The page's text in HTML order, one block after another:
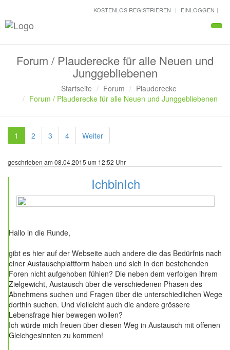
KOSTENLOS REGISTRIEREN EINLOGGEN
Forum / Plauderecke für alle Neuen und
Junggebliebenen
Startseite Forum
Plauderecke
Forum / Plauderecke für alle Neuen und Junggebliebenen
1 2 3 4 Weiter
geschrieben am 08.04.2015 um 12:52 Uhr
IchbinIch
Hallo in die Runde,
gibt es hier auf der Webseite auch andere die das Bedürfnis nach
einer Austauschplattform haben und sich in den bestehenden
Foren nicht aufgehoben fühlen? Die neben dem verfolgen ihrem
Zielgewicht, Austausch über die verschiedenen Phasen des
Abnehmens suchen und Fragen über die unterschiedlichen Wege
dorthin suchen. Und vielleicht auch die andere grössere
Lebensfrage hier bewegen wollen?
Ich würde mich freuen über diesen Weg in Austausch mit offenen
Gleichgesinnten zu kommen!